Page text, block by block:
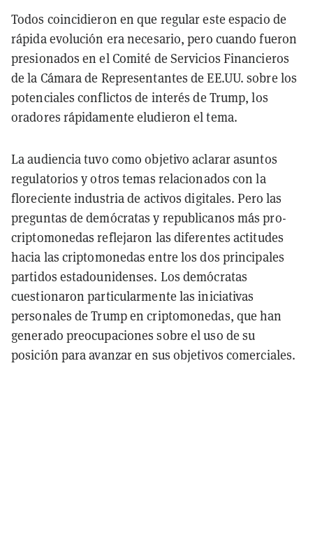
Todos coincidieron en que regular este espacio de
rápida evolución era necesario, pero cuando fueron
presionados en el Comité de Servicios Financieros
de la Cámara de Representantes de EE.UU. sobre los
potenciales conflictos de interés de Trump, los
oradores rápidamente eludieron el tema.
La audiencia tuvo como objetivo aclarar asuntos
regulatorios y otros temas relacionados con la
floreciente industria de activos digitales. Pero las
preguntas de demócratas y republicanos más pro-
criptomonedas reflejaron las diferentes actitudes
hacia las criptomonedas entre los dos principales
partidos estadounidenses. Los demócratas
cuestionaron particularmente las iniciativas
personales de Trump en criptomonedas, que han
generado preocupaciones sobre el uso de su
posición para avanzar en sus objetivos comerciales.